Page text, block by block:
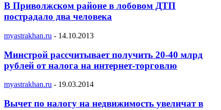
В Приволжском районе в лобовом ДТП
пострадало два человека
myastrakhan.ru - 14.10.2013
Минстрой рассчитывает получить 20-40 млрд
рублей от налога на интернет-торговлю
myastrakhan.ru - 19.03.2014
Вычет по налогу на недвижимость увеличат в